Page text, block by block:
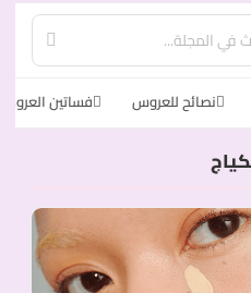
نصائح للعروس فساتين العروس